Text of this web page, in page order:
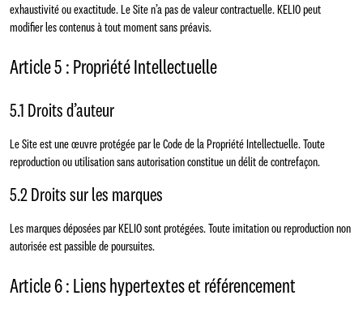
exhaustivité ou exactitude. Le Site n’a pas de valeur contractuelle. KELIO peut
modifier les contenus à tout moment sans préavis.
Article 5 : Propriété Intellectuelle
5.1 Droits d’auteur
Le Site est une œuvre protégée par le Code de la Propriété Intellectuelle. Toute
reproduction ou utilisation sans autorisation constitue un délit de contrefaçon.
5.2 Droits sur les marques
Les marques déposées par KELIO sont protégées. Toute imitation ou reproduction non
autorisée est passible de poursuites.
Article 6 : Liens hypertextes et référencement